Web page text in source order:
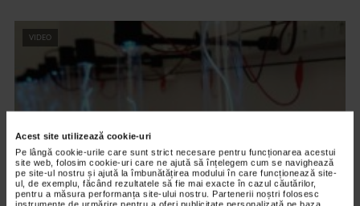
Acest site utilizează cookie-uri
Pe lângă cookie-urile care sunt strict necesare pentru funcționarea acestui
site web, folosim cookie-uri care ne ajută să înțelegem cum se navighează
pe site-ul nostru și ajută la îmbunătățirea modului în care funcționează site-
ul, de exemplu, făcând rezultatele să fie mai exacte în cazul căutărilor,
pentru a măsura performanța site-ului nostru. Partenerii noștri folosesc
VIDEO